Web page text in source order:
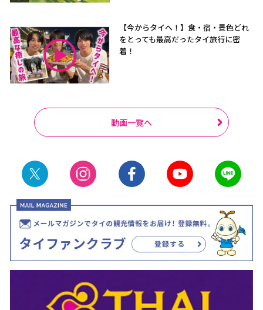
【今からタイへ！】食・宿・景色どれ
をとっても最高だったタイ旅行に密
着！
動画一覧へ